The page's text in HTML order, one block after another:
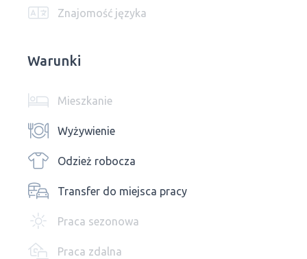
Znajomość języka
Warunki
Mieszkanie
Wyżywienie
Odzież robocza
Transfer do miejsca pracy
Praca sezonowa
Praca zdalna